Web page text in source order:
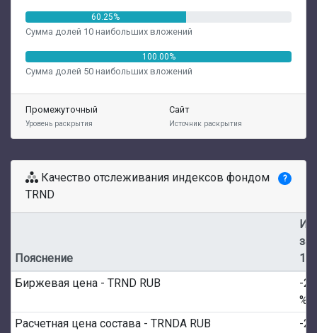
60.25%
Сумма долей 10 наибольших вложений
100.00%
Сумма долей 50 наибольших вложений
Промежуточный
Уровень раскрытия
Сайт
Источник раскрытия
Качество отслеживания индексов фондом
TRND
?
Пояснение
за
1M
Биржевая цена - TRND RUB
-
%
Расчетная цена состава - TRNDA RUB
-